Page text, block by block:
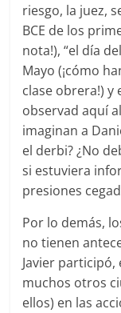
riesgo, la juez,
BCE de los
nota!), “el día
Mayo (¡cómo
clase obrera!) y
observad aquí
imaginan a
el derbi? ¿No
si estuviera
presiones
Por lo demás,
no tienen
Javier
muchos otros
ellos) en las